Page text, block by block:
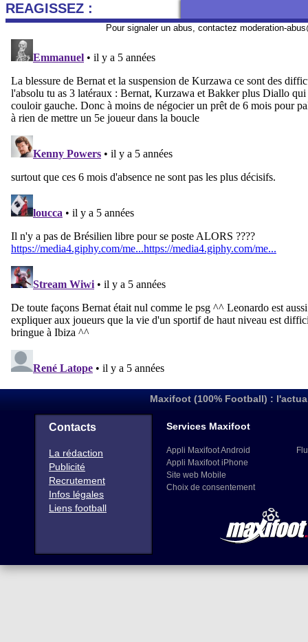
REAGISSEZ :
Pour signaler un abus, contactez moderation-
Maxifoot (100% Football) :
Contacts
La rédaction
Publicité
Recrutement
Infos légales
Liens football
Services Maxifoot
Appli Maxifoot Android
Appli Maxifoot iPhone
Site web Mobile
Choix de consentement